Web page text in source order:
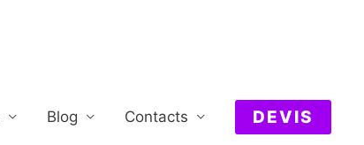
Blog Contacts DEVIS